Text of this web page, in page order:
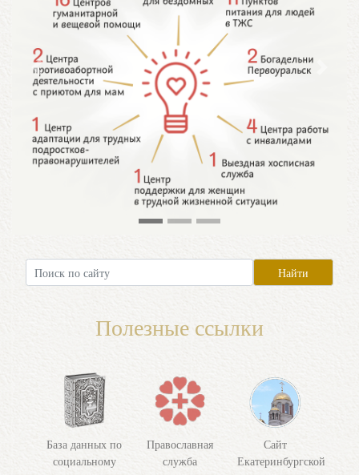
Предыдущий
Полезные ссылки
База данных по
социальному
Православная
служба
Сайт
Екатеринбургской